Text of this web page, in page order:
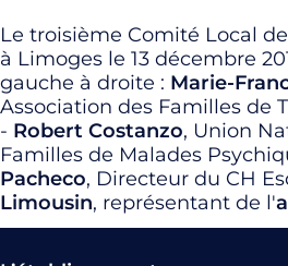
Le troisième Comité Local
à Limoges le 13 décembre
gauche à droite : Marie-
Association des Familles de
- Robert Costanzo, Union
Familles de Malades
Pacheco, Directeur du CH
Limousin, représentant de l'